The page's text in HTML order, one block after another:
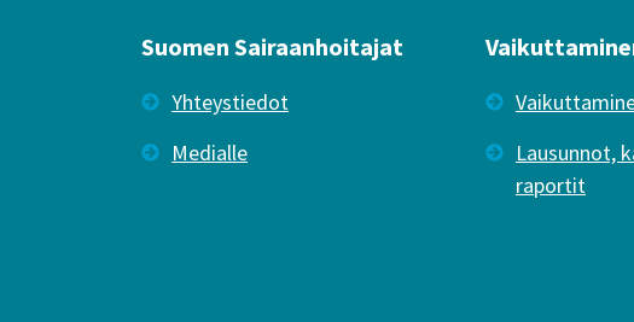
Suomen Sairaanhoitajat
Yhteystiedot
Medialle
Lausunnot,
raportit